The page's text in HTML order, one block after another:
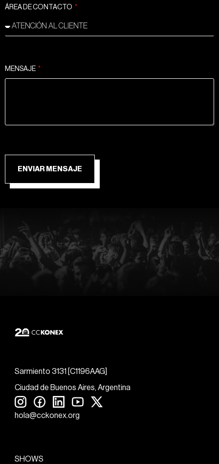
ÁREA DE CONTACTO
MENSAJE
ENVIAR MENSAJE
Sarmiento 3131 [C1196AAG]
Ciudad de Buenos Aires, Argentina
hola@cckonex.org
SHOWS